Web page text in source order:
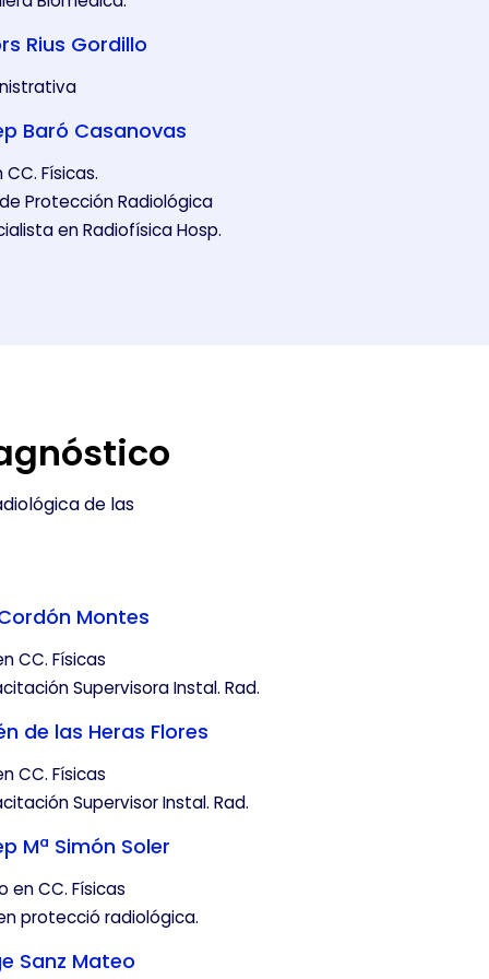
Rius Gordillo
Baró Casanovas
CC. Físicas.
Protección Radiológica
en Radiofísica Hosp.
de las
Montes
CC. Físicas
Supervisora Instal. Rad.
de las Heras Flores
CC. Físicas
Supervisor Instal. Rad.
Mª Simón Soler
en CC. Físicas
protecció radiológica.
Sanz Mateo
RECHAZAR TODO
de nuestro sitio y
navegan por el sitio.
También puedes consultar